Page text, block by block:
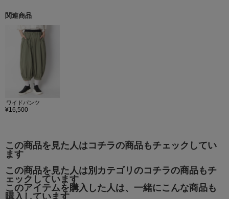
関連商品
ワイドパンツ
¥16,500
この商品を見た人はコチラの商品もチェックしてい
ます
この商品を見た人は別カテゴリのコチラの商品もチ
ェックしています
このアイテムを購入した人は、一緒にこんな商品も
購入しています